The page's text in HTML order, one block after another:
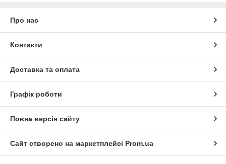
Про нас
Контакти
Доставка та оплата
Графік роботи
Повна версія сайту
Сайт створено на маркетплейсі Prom.ua